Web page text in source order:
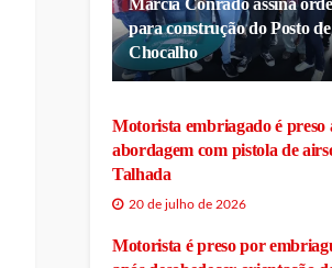
Márcia Conrado assina
para construção do Posto
Chocalho
Motorista embriagado é preso
abordagem com pistola de
Talhada
20 de julho de 2026
Motorista é preso por